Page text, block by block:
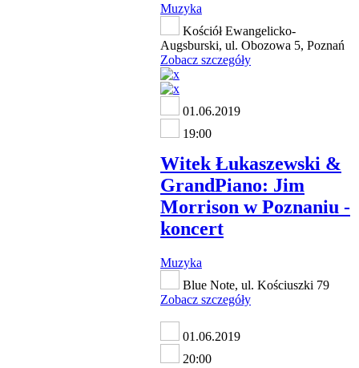
Muzyka
Kościół Ewangelicko-
Augsburski, ul. Obozowa 5, Poznań
Zobacz szczegóły
01.06.2019
19:00
Witek Łukaszewski &
GrandPiano: Jim
Morrison w Poznaniu -
koncert
Muzyka
Blue Note, ul. Kościuszki 79
Zobacz szczegóły
01.06.2019
20:00